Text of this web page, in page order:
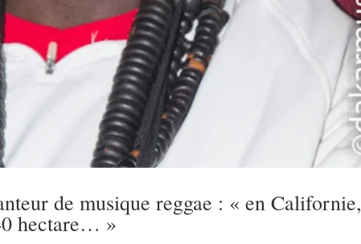
de musique reggae : « en Californie,
hectare… »